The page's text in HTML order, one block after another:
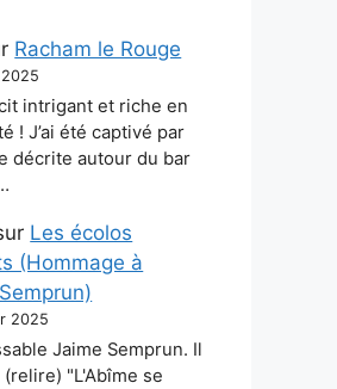
Racham le Rouge
intrigant et riche en
! J’ai été captivé par
décrite autour du bar
Les écolos
(Hommage à
2025
Jaime Semprun. Il
"L'Abîme se